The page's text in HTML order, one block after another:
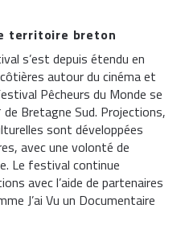
territoire breton
s’est depuis étendu en
autour du cinéma et
Pêcheurs du Monde se
Bretagne Sud. Projections,
sont développées
avec une volonté de
Le festival continue
avec l’aide de partenaires
J’ai Vu un Documentaire